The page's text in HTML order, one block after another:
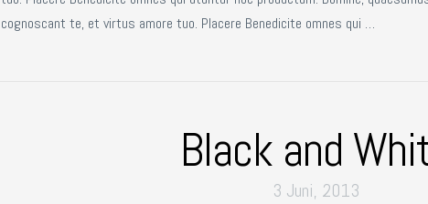
cognoscant te, et virtus amore tuo. Placere Benedicite omnes qui …
Black and
3 Juni, 2013